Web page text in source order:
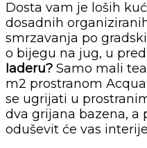
Dosta vam je loših
dosadnih
smrzavanja po
o bijegu na jug, u
Iaderu? Samo mali
m2 prostranom
se ugrijati u
dva grijana bazena, a
oduševit će vas